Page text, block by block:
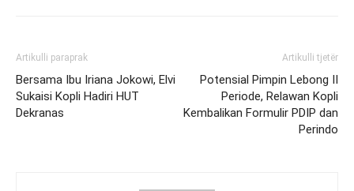
Artikulli paraprak
Bersama Ibu Iriana Jokowi, Elvi
Sukaisi Kopli Hadiri HUT
Dekranas
Artikulli tjetër
Potensial Pimpin Lebong II
Periode, Relawan Kopli
Kembalikan Formulir PDIP dan
Perindo